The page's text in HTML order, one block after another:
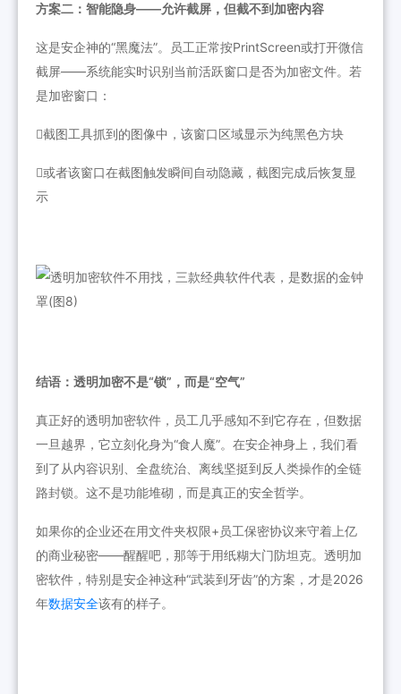
方案二：智能隐身——允许截屏，但截不到加密内容
这是安企神的“黑魔法”。员工正常按PrintScreen或打开微信
截屏——系统能实时识别当前活跃窗口是否为加密文件。若
是加密窗口：
截图工具抓到的图像中，该窗口区域显示为纯黑色方块
或者该窗口在截图触发瞬间自动隐藏，截图完成后恢复显
示
结语：透明加密不是“锁”，而是“空气”
真正好的透明加密软件，员工几乎感知不到它存在，但数据
一旦越界，它立刻化身为“食人魔”。在安企神身上，我们看
到了从内容识别、全盘统治、离线坚挺到反人类操作的全链
路封锁。这不是功能堆砌，而是真正的安全哲学。
如果你的企业还在用文件夹权限+员工保密协议来守着上亿
的商业秘密——醒醒吧，那等于用纸糊大门防坦克。透明加
密软件，特别是安企神这种“武装到牙齿”的方案，才是2026
年数据安全该有的样子。